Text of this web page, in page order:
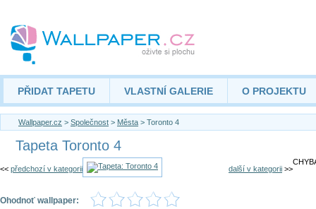
PŘIDAT TAPETU VLASTNÍ GALERIE O PROJEKTU
Wallpaper.cz > Společnost > Města > Toronto 4
Tapeta Toronto 4
<< předchozí v kategorii další v kategorii >>
Ohodnoť wallpaper: